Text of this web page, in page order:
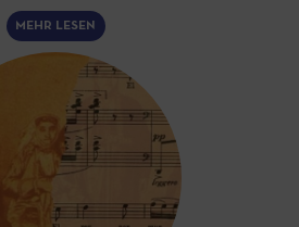
MEHR LESEN